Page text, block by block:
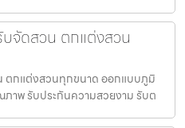
จัดสวน ตกแต่งสวน
ตกแต่งสวนทุกขนาด ออกแบบภูมิ
าพ รับประกันความสวยงาม รับต